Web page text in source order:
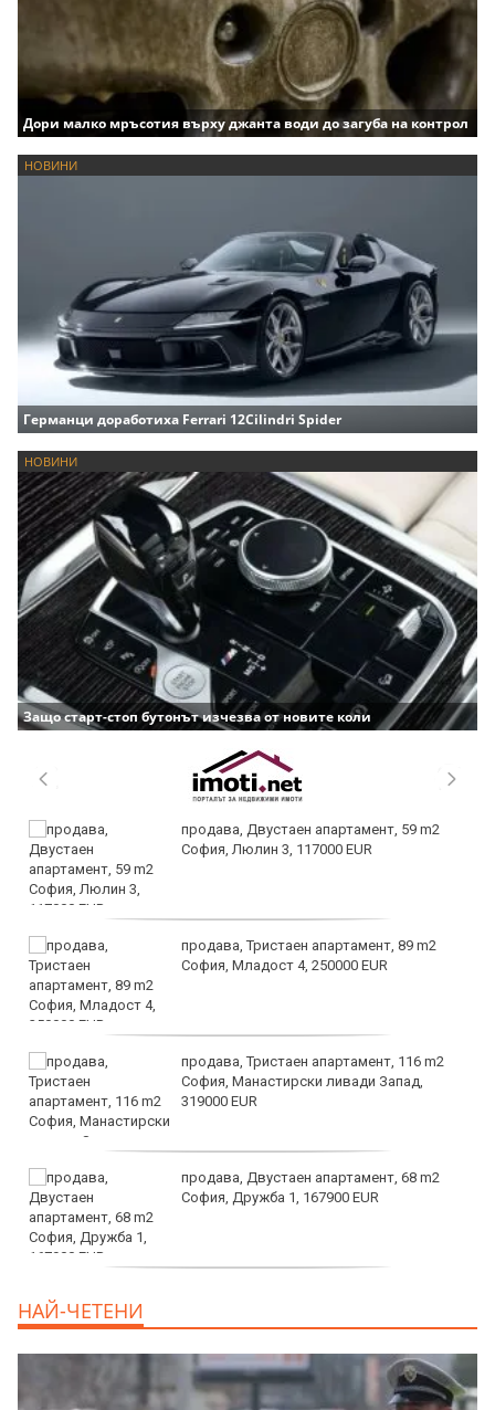
Дори малко мръсотия върху джанта води до загуба на контрол
НОВИНИ
Германци доработиха Ferrari 12Cilindri Spider
НОВИНИ
Защо старт-стоп бутонът изчезва от новите коли
продава, Двустаен апартамент, 59 m2
София, Люлин 3, 117000 EUR
продава, Тристаен апартамент, 89 m2
София, Младост 4, 250000 EUR
продава, Тристаен апартамент, 116 m2
София, Манастирски ливади Запад,
319000 EUR
продава, Двустаен апартамент, 68 m2
София, Дружба 1, 167900 EUR
НАЙ-ЧЕТЕНИ